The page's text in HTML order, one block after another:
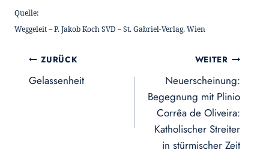
Quelle:
Weggeleit – P. Jakob Koch SVD – St. Gabriel-Verlag, Wien
Beitragsnavigation
ZURÜCK
Gelassenheit
WEITER
Neuerscheinung:
Begegnung mit Plinio
Corrêa de Oliveira:
Katholischer Streiter
in stürmischer Zeit